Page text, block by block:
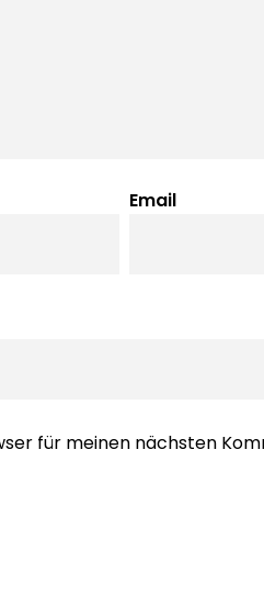
Email
für meinen nächsten